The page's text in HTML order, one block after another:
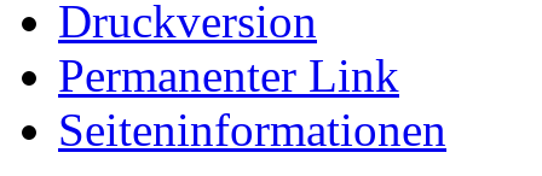
Druckversion
Permanenter Link
Seiten­­informationen